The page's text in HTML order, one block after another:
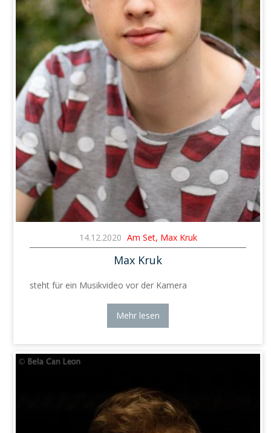
14.12.2020 Am Set, Max Kruk
Max Kruk
steht für ein Musikvideo vor der Kamera
Mehr lesen